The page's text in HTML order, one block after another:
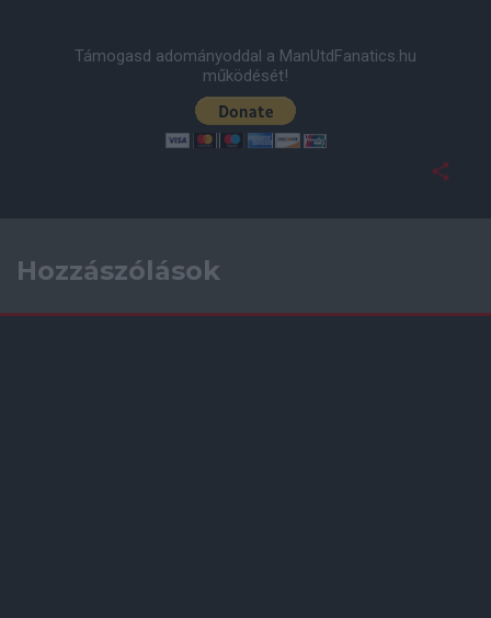
Támogasd adományoddal a ManUtdFanatics.hu
működését!
Hozzászólások